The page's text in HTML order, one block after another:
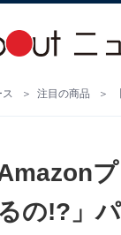
ス 注目の商品
Amazon
の!?」